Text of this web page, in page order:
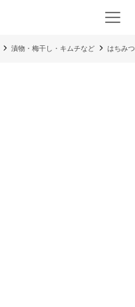
漬物・梅干し・キムチなど はちみ